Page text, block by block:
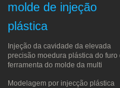
molde de injeção
plástica
Injeção da cavidade da elevada
precisão moedura plástica do furo
ferramenta do molde da multi
Modelagem por injecção plástica